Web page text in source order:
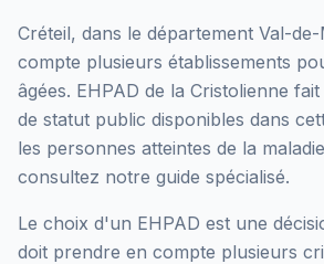
Créteil, dans le département Val-
compte plusieurs établissements
âgées. EHPAD de la Cristolienne fait
de statut public disponibles dans
les personnes atteintes de la
consultez notre guide spécialisé.
Le choix d'un EHPAD est une
doit prendre en compte plusieurs